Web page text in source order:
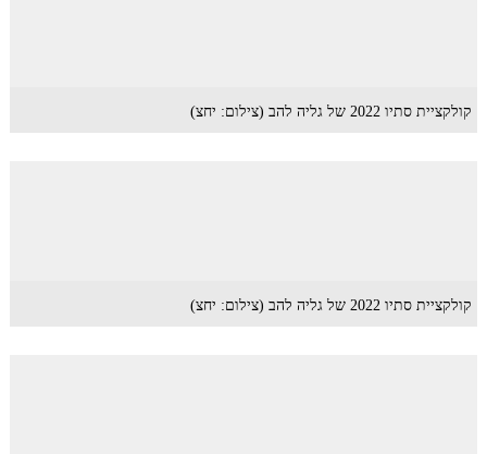
קולקציית סתיו 2022 של גליה להב (צילום: יחצ)
קולקציית סתיו 2022 של גליה להב (צילום: יחצ)